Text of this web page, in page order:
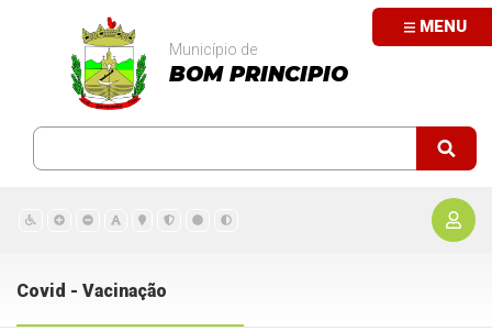
MENU
Município de
BOM PRINCIPIO
Covid - Vacinação